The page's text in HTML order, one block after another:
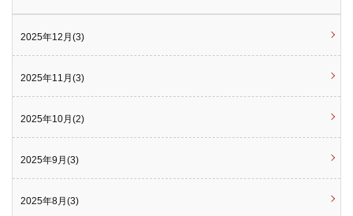
2025年12月(3)
2025年11月(3)
2025年10月(2)
2025年9月(3)
2025年8月(3)